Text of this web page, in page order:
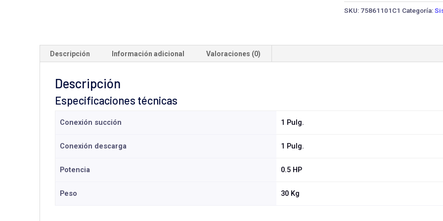
HP
SKU: 75861101C1 Categoría:
Descripción Información adicional Valoraciones (0)
Descripción
Especificaciones técnicas
Conexión succión 1 Pulg.
Conexión descarga 1 Pulg.
Potencia 0.5 HP
Peso 30 Kg